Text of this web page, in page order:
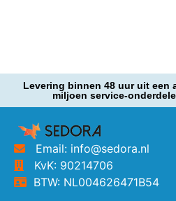
Levering binnen 48 uur uit een
miljoen service-
Email: info@sedora.nl
KvK: 90214706
BTW: NL004626471B54